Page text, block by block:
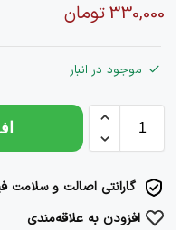
330,000تومان
موجود در انبار
گارانتی اصالت و سلامت
افزودن به علاقه‌مندی